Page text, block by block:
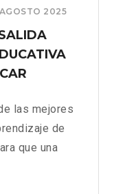
AGOSTO 2025
las mejores
de
que una